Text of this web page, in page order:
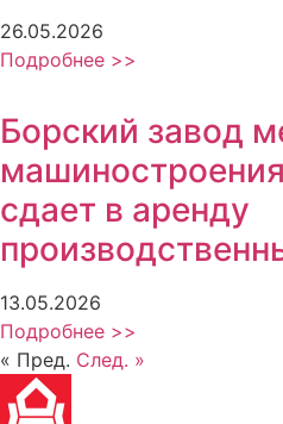
26.05.2026
Подробнее >>
Борский завод
сдает в аренду
13.05.2026
Подробнее >>
« Пред. След. »